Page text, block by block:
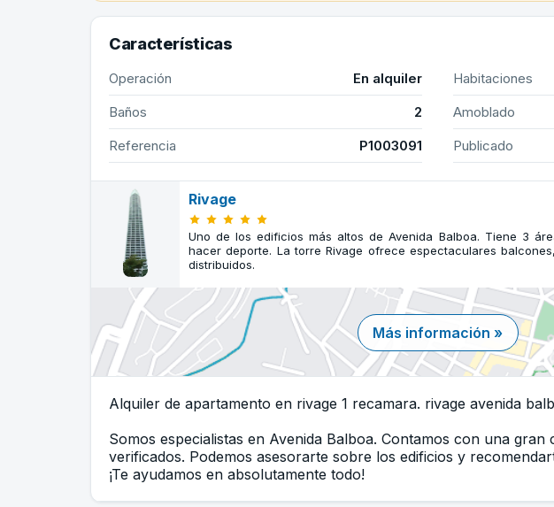
Características
Operación En alquiler Habitaciones
Baños
2 Amoblado
Referencia
P1003091 Publicado
Rivage
Uno de los edificios más altos de Avenida Balboa. Tiene 3
hacer deporte. La torre Rivage ofrece espectaculares
distribuidos.
Más información »
Alquiler de apartamento en rivage 1 recamara. rivage avenida
Somos especialistas en Avenida Balboa. Contamos con una
verificados. Podemos asesorarte sobre los edificios y
¡Te ayudamos en absolutamente todo!